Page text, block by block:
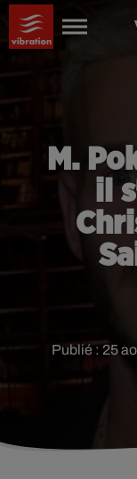
M.
il
Publié : 25